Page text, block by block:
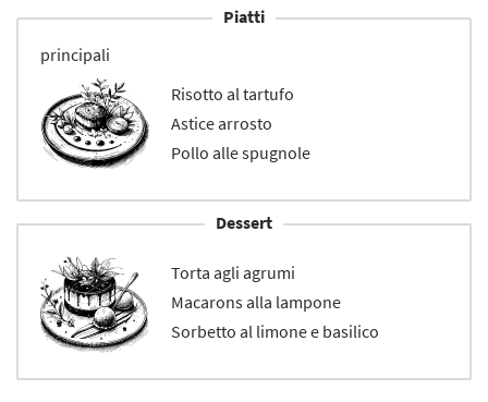
Piatti
principali
Risotto al tartufo
Astice arrosto
Pollo alle spugnole
Dessert
Torta agli agrumi
Macarons alla lampone
Sorbetto al limone e basilico